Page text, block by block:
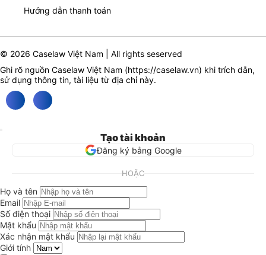
Hướng dẫn thanh toán
© 2026 Caselaw Việt Nam | All rights seserved
Ghi rõ nguồn Caselaw Việt Nam (https://caselaw.vn) khi trích dẫn,
sử dụng thông tin, tài liệu từ địa chỉ này.
Tạo tài khoản
Đăng ký bằng Google
HOẶC
Họ và tên
Email
Số điện thoại
Mật khẩu
Xác nhận mật khẩu
Giới tính